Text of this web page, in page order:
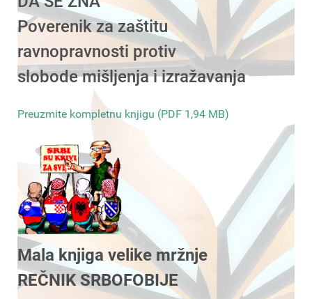
Poverenik za zaštitu
ravnopravnosti protiv
slobode mišljenja i izražavanja
Preuzmite kompletnu knjigu (PDF 1,94 MB)
Mala knjiga velike mržnje
REČNIK SRBOFOBIJE